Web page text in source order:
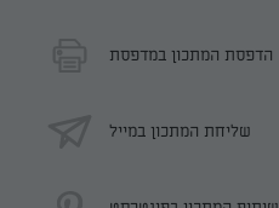
הדפסת המתכון במדפסת
שליחת המתכון במייל